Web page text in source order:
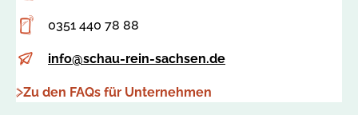
0351 440 78 88
Mail
info@schau-rein-sachsen.de
Zu den FAQs für Unternehmen